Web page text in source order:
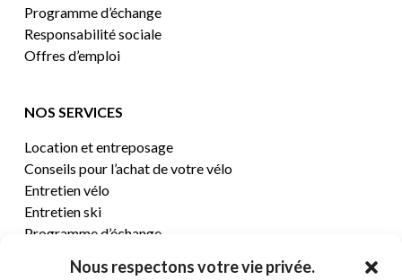
Nous respectons votre vie privée.
Programme d’échange
Responsabilité sociale
Offres d’emploi
NOS SERVICES
Location et entreposage
Conseils pour l’achat de votre vélo
Entretien vélo
Entretien ski
Programme d’échange